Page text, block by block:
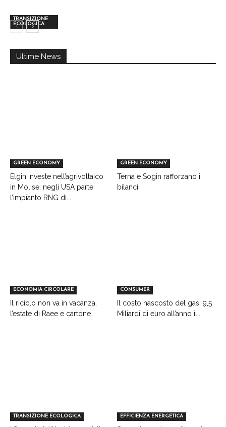
TRANSIZIONE
ECOLOGICA
Ultime News
GREEN ECONOMY
Elgin investe nell’agrivoltaico
in Molise, negli USA parte
l’impianto RNG di...
GREEN ECONOMY
Terna e Sogin rafforzano i
bilanci
ECONOMIA CIRCOLARE
Il riciclo non va in vacanza,
l’estate di Raee e cartone
CONSUMER
Il costo nascosto del gas: 9,5
Miliardi di euro all’anno il...
TRANSIZIONE ECOLOGICA EFFICIENZA ENERGETICA